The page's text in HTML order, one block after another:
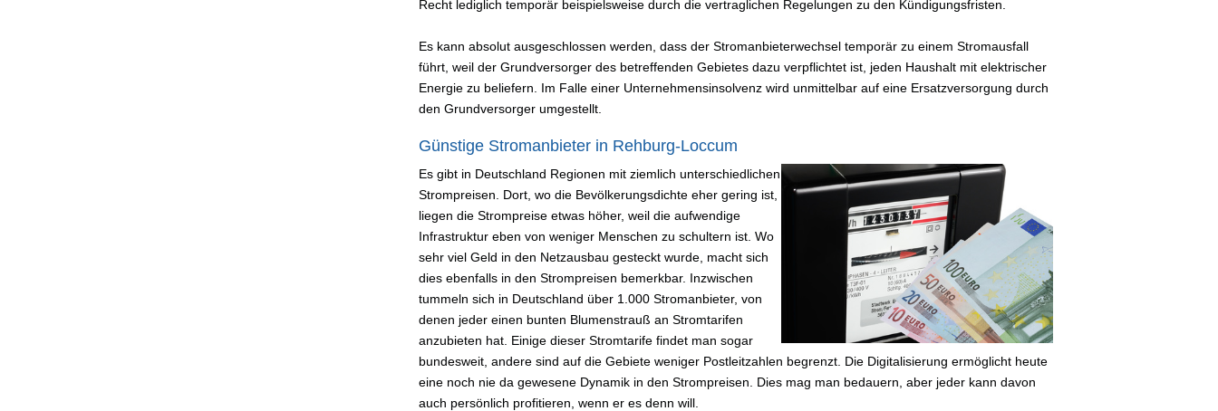
Recht lediglich temporär beispielsweise durch die vertraglichen Regelungen zu den Kündigungsfristen.
Es kann absolut ausgeschlossen werden, dass der Stromanbieterwechsel temporär zu einem Stromausfall
führt, weil der Grundversorger des betreffenden Gebietes dazu verpflichtet ist, jeden Haushalt mit elektrischer
Energie zu beliefern. Im Falle einer Unternehmensinsolvenz wird unmittelbar auf eine Ersatzversorgung durch
den Grundversorger umgestellt.
Günstige Stromanbieter in Rehburg-Loccum
Es gibt in Deutschland Regionen mit ziemlich unterschiedlichen
Strompreisen. Dort, wo die Bevölkerungsdichte eher gering ist,
liegen die Strompreise etwas höher, weil die aufwendige
Infrastruktur eben von weniger Menschen zu schultern ist. Wo
sehr viel Geld in den Netzausbau gesteckt wurde, macht sich
dies ebenfalls in den Strompreisen bemerkbar. Inzwischen
tummeln sich in Deutschland über 1.000 Stromanbieter, von
denen jeder einen bunten Blumenstrauß an Stromtarifen
anzubieten hat. Einige dieser Stromtarife findet man sogar
bundesweit, andere sind auf die Gebiete weniger Postleitzahlen begrenzt. Die Digitalisierung ermöglicht heute
eine noch nie da gewesene Dynamik in den Strompreisen. Dies mag man bedauern, aber jeder kann davon
auch persönlich profitieren, wenn er es denn will.